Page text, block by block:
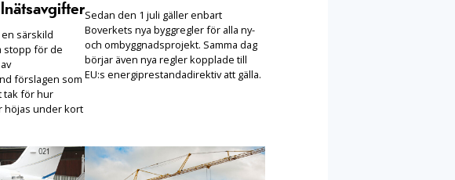
särskild
stopp för de
förslagen som
tak för hur
höjas under kort
Sedan den 1 juli gäller enbart
Boverkets nya byggregler för alla ny-
och ombyggnadsprojekt. Samma dag
börjar även nya regler kopplade till
EU:s energiprestandadirektiv att gälla.